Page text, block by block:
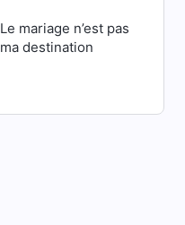
Le mariage n’est pas
ma destination